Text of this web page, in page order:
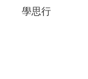
學思行